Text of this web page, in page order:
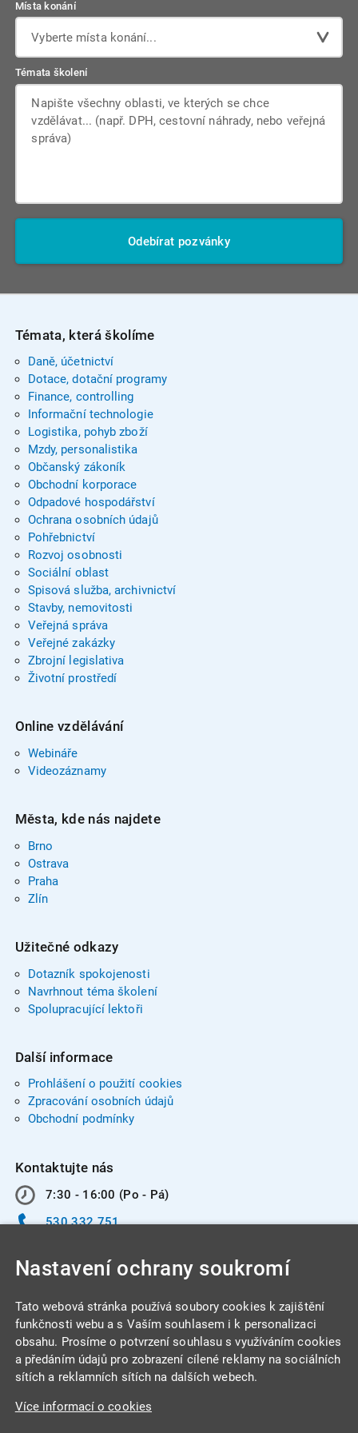
Místa konání
Vyberte místa konání...
Témata školení
Odebírat pozvánky
Témata, která školíme
Daně, účetnictví
Dotace, dotační programy
Finance, controlling
Informační technologie
Logistika, pohyb zboží
Mzdy, personalistika
Občanský zákoník
Obchodní korporace
Odpadové hospodářství
Ochrana osobních údajů
Pohřebnictví
Rozvoj osobnosti
Sociální oblast
Spisová služba, archivnictví
Stavby, nemovitosti
Veřejná správa
Veřejné zakázky
Zbrojní legislativa
Životní prostředí
Online vzdělávání
Webináře
Videozáznamy
Města, kde nás najdete
Brno
Ostrava
Praha
Zlín
Užitečné odkazy
Dotazník spokojenosti
Navrhnout téma školení
Spolupracující lektoři
Další informace
Prohlášení o použití cookies
Zpracování osobních údajů
Obchodní podmínky
Kontaktujte nás
7:30 - 16:00 (Po - Pá)
530 332 751
INTEGRA CENTRUM s.r.o.
Jabloňová 662/7
Nastavení ochrany soukromí
Tato webová stránka používá soubory cookies k zajištění
funkčnosti webu a s Vaším souhlasem i k personalizaci
obsahu. Prosíme o potvrzení souhlasu s využíváním cookies
a předáním údajů pro zobrazení cílené reklamy na sociálních
sítích a reklamních sítích na dalších webech.
Více informací o cookies